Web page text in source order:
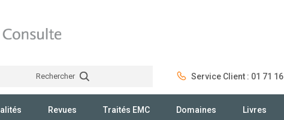
Rechercher Service Client : 01 71
Revues Traités EMC Domaines Livres